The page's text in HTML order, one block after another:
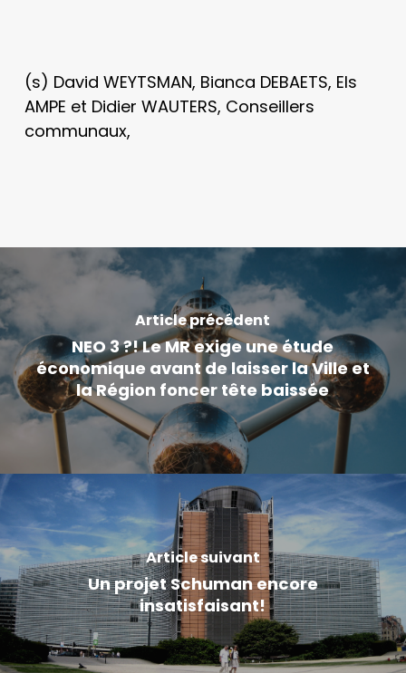
(s) David WEYTSMAN, Bianca DEBAETS, Els
AMPE et Didier WAUTERS, Conseillers
communaux,
Article précédent
NEO 3 ?! Le MR exige une étude
économique avant de laisser la Ville et
la Région foncer tête baissée
Article suivant
Un projet Schuman encore
insatisfaisant!